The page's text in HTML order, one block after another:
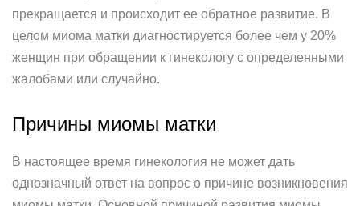
прекращается и происходит ее обратное развитие. В
целом миома матки диагностируется более чем у 20%
женщин при обращении к гинекологу с определенными
жалобами или случайно.
Причины миомы матки
В настоящее время гинекология не может дать
однозначный ответ на вопрос о причине возникновения